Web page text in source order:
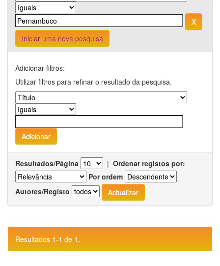
Iniciar uma nova pesquisa
Adicionar filtros:
Utilizar filtros para refinar o resultado da pesquisa.
Resultados/Página | Ordenar registos por:
Por ordem
Autores/Registo
Resultados 1-1 de 1.